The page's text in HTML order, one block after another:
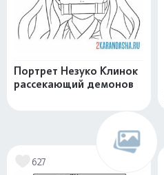
Портрет Незуко Клинок
рассекающий демонов
627